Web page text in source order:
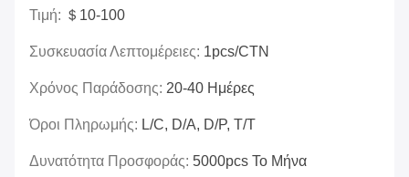
Τιμή: ＄10-100
Συσκευασία Λεπτομέρειες: 1pcs/CTN
Χρόνος Παράδοσης: 20-40 Ημέρες
Όροι Πληρωμής: L/c, D/a, D/p, T/t
Δυνατότητα Προσφοράς: 5000pcs Το Μήνα